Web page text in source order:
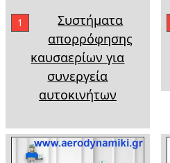
1
Συστήματα
απορρόφησης
καυσαερίων για
συνεργεία
αυτοκινήτων